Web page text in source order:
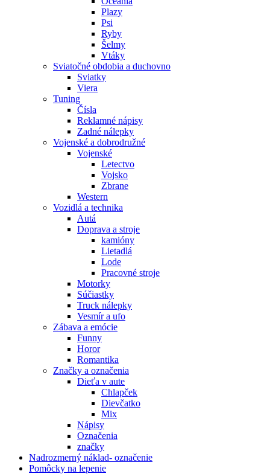
Plazy
Psi
Ryby
Šelmy
Vtáky
Sviatočné obdobia a duchovno
Sviatky
Viera
Tuning
Čísla
Reklamné nápisy
Zadné nálepky
Vojenské a dobrodružné
Vojenské
Letectvo
Vojsko
Zbrane
Western
Vozidlá a technika
Autá
Doprava a stroje
kamióny
Lietadlá
Lode
Pracovné stroje
Motorky
Súčiastky
Truck nálepky
Vesmír a ufo
Zábava a emócie
Funny
Horor
Romantika
Značky a označenia
Dieťa v aute
Chlapček
Dievčatko
Mix
Nápisy
Označenia
značky
Nadrozmerný náklad- označenie
Pomôcky na lepenie